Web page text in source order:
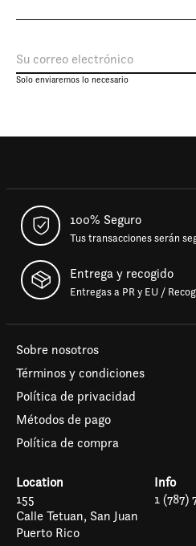
Solo enviaremos lo necesario
100% Seguro
Tus transacciones serán
Entrega y recogido
Entregas a PR y EU /
Sobre nosotros
Términos y condiciones
Política de privacidad
Métodos de pago
Política de compra
Location
155
Calle Tetuan, San Juan
Puerto Rico
Info
1 (787)